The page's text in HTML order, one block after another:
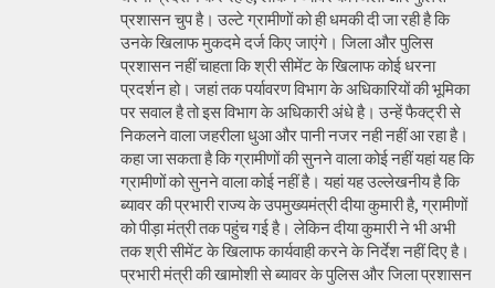
प्रशासन चुप है। उल्टे ग्रामीणों को ही धमकी दी जा रही है कि
उनके खिलाफ मुकदमे दर्ज किए जाएंगे। जिला और पुलिस
प्रशासन नहीं चाहता कि श्री सीमेंट के खिलाफ कोई धरना
प्रदर्शन हो। जहां तक पर्यावरण विभाग के अधिकारियों की भूमिका
पर सवाल है तो इस विभाग के अधिकारी अंधे है। उन्हें फैक्ट्री से
निकलने वाला जहरीला धुआ और पानी नजर नही नहीं आ रहा है।
कहा जा सकता है कि ग्रामीणों की सुनने वाला कोई नहीं यहां यह कि
ग्रामीणों को सुनने वाला कोई नहीं है। यहां यह उल्लेखनीय है कि
ब्यावर की प्रभारी राज्य के उपमुख्यमंत्री दीया कुमारी है, ग्रामीणों
को पीड़ा मंत्री तक पहुंच गई है। लेकिन दीया कुमारी ने भी अभी
तक श्री सीमेंट के खिलाफ कार्यवाही करने के निर्देश नहीं दिए है।
प्रभारी मंत्री की खामोशी से ब्यावर के पुलिस और जिला प्रशासन